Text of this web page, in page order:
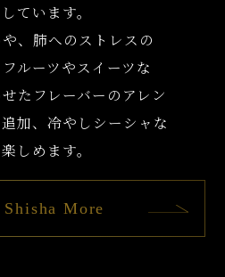
ています。
、肺へのストレスの
ルーツやスイーツな
たフレーバーのアレン
加、冷やしシーシャな
しめます。
More